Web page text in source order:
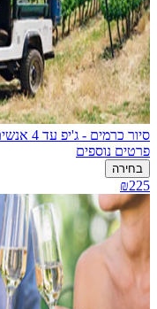
סיור כרמים - ג'יפ עד 4 אנשים
פרטים נוספים
בחירה
₪225